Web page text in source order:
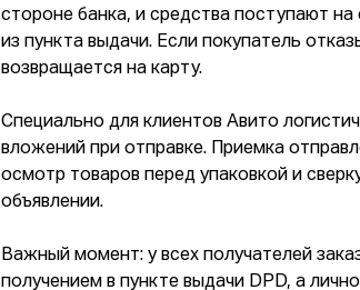
стороне банка, и средства поступают на
из пункта выдачи. Если покупатель
возвращается на карту.
Специально для клиентов Авито
вложений при отправке. Приемка
осмотр товаров перед упаковкой и
объявлении.
Важный момент: у всех получателей
получением в пункте выдачи DPD, а